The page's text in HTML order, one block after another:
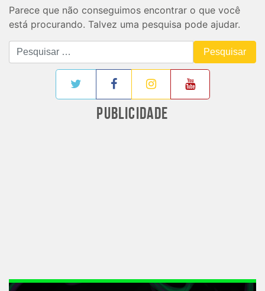
Parece que não conseguimos encontrar o que você
está procurando. Talvez uma pesquisa pode ajudar.
Pesquisar
por:
PUBLICIDADE